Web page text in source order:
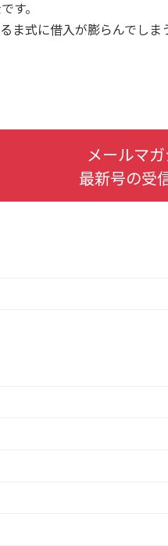
す。
ま式に借入が膨らんでしま
メールマガ
最新号の受